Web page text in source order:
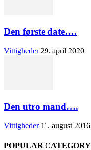
Den første date….
Vittigheder 29. april 2020
Den utro mand….
Vittigheder 11. august 2016
POPULAR CATEGORY